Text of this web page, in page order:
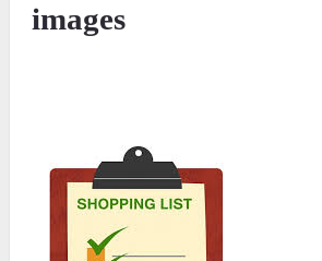
images